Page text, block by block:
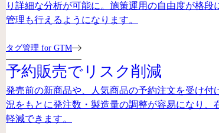
り詳細な分析が可能に。施策運用の自由度が格段
管理も行えるようになります。
タグ管理 for GTM
予約販売でリスク削減
発売前の新商品や、人気商品の予約注文を受け付
況をもとに発注数・製造量の調整が容易になり、
軽減できます。